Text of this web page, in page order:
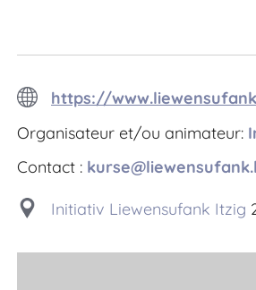
https://
Organisateur et/ou animateur:
Contact :
Initiativ Liewensufank Itzig